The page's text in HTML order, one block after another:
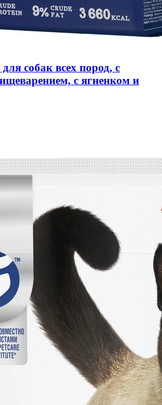
собак всех пород, с
с ягненком и